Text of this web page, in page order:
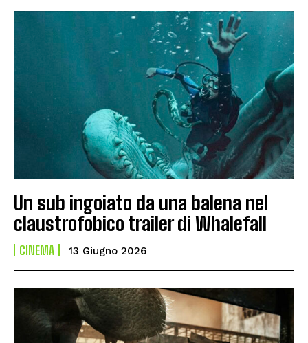
Un sub ingoiato da una balena nel
claustrofobico trailer di Whalefall
CINEMA 13 Giugno 2026